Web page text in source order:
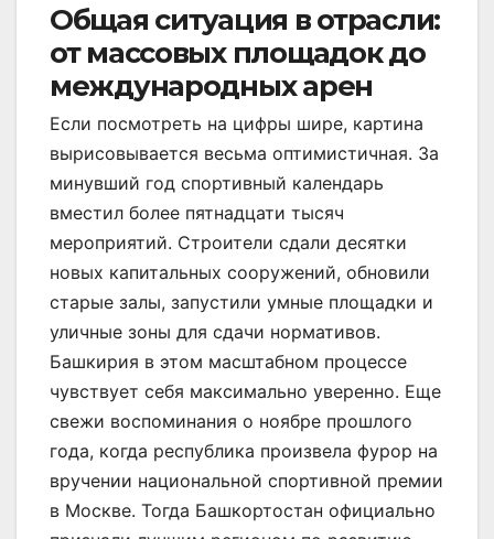
Общая ситуация в отрасли:
от массовых площадок до
международных арен
Если посмотреть на цифры шире, картина
вырисовывается весьма оптимистичная. За
минувший год спортивный календарь
вместил более пятнадцати тысяч
мероприятий. Строители сдали десятки
новых капитальных сооружений, обновили
старые залы, запустили умные площадки и
уличные зоны для сдачи нормативов.
Башкирия в этом масштабном процессе
чувствует себя максимально уверенно. Еще
свежи воспоминания о ноябре прошлого
года, когда республика произвела фурор на
вручении национальной спортивной премии
в Москве. Тогда Башкортостан официально